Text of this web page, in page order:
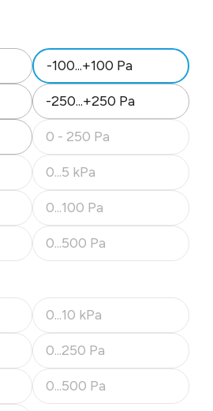
-100...+100 Pa
-250...+250 Pa
0 - 250 Pa
(Diese Option ist zurzeit
nicht verfügbar.)
0...5 kPa
(Diese Option ist zurzeit
nicht verfügbar.)
0...100 Pa
(Diese Option ist zurzeit
nicht verfügbar.)
0...500 Pa
(Diese Option ist zurzeit
nicht verfügbar.)
0...10 kPa
(Diese Option ist zurzeit
nicht verfügbar.)
0...250 Pa
(Diese Option ist zurzeit
nicht verfügbar.)
0...500 Pa
(Diese Option ist zurzeit